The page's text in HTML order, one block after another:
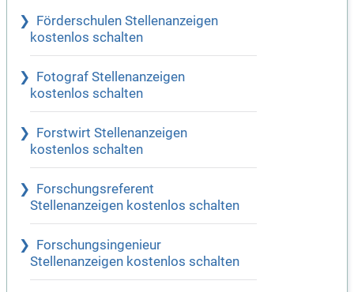
Förderschulen Stellenanzeigen
kostenlos schalten
Fotograf Stellenanzeigen
kostenlos schalten
Forstwirt Stellenanzeigen
kostenlos schalten
Forschungsreferent
Stellenanzeigen kostenlos schalten
Forschungsingenieur
Stellenanzeigen kostenlos schalten